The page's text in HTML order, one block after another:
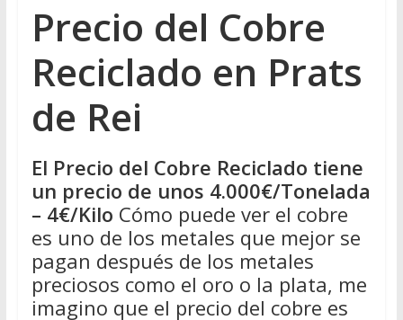
Precio del Cobre
Reciclado en Prats
de Rei
El Precio del Cobre Reciclado tiene
un precio de unos 4.000€/Tonelada
– 4€/Kilo Cómo puede ver el cobre
es uno de los metales que mejor se
pagan después de los metales
preciosos como el oro o la plata, me
imagino que el precio del cobre es